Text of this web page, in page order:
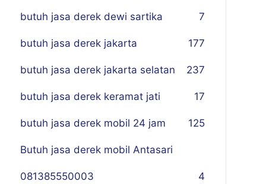
butuh jasa derek dewi sartika 7
butuh jasa derek jakarta 177
butuh jasa derek jakarta selatan 237
butuh jasa derek keramat jati 17
butuh jasa derek mobil 24 jam 125
Butuh jasa derek mobil Antasari
081385550003 4